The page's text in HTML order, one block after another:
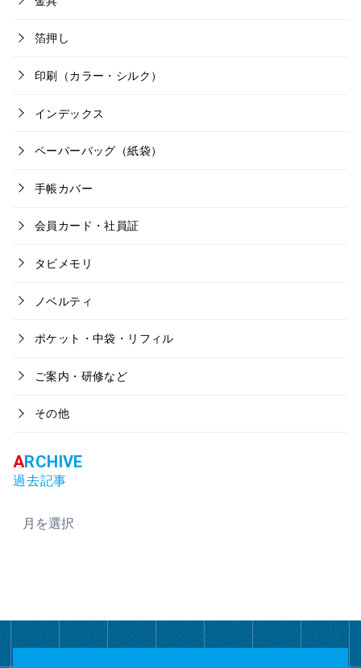
箔押し
印刷（カラー・シルク）
インデックス
ペーパーバッグ（紙袋）
手帳カバー
会員カード・社員証
タビメモリ
ノベルティ
ポケット・中袋・リフィル
ご案内・研修など
その他
過去記事
ー